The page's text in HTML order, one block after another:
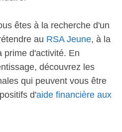
êtes à la recherche d'un
au RSA Jeune, à la
prime d'activité. En
découvrez les
qui peuvent vous être
d'aide financière aux